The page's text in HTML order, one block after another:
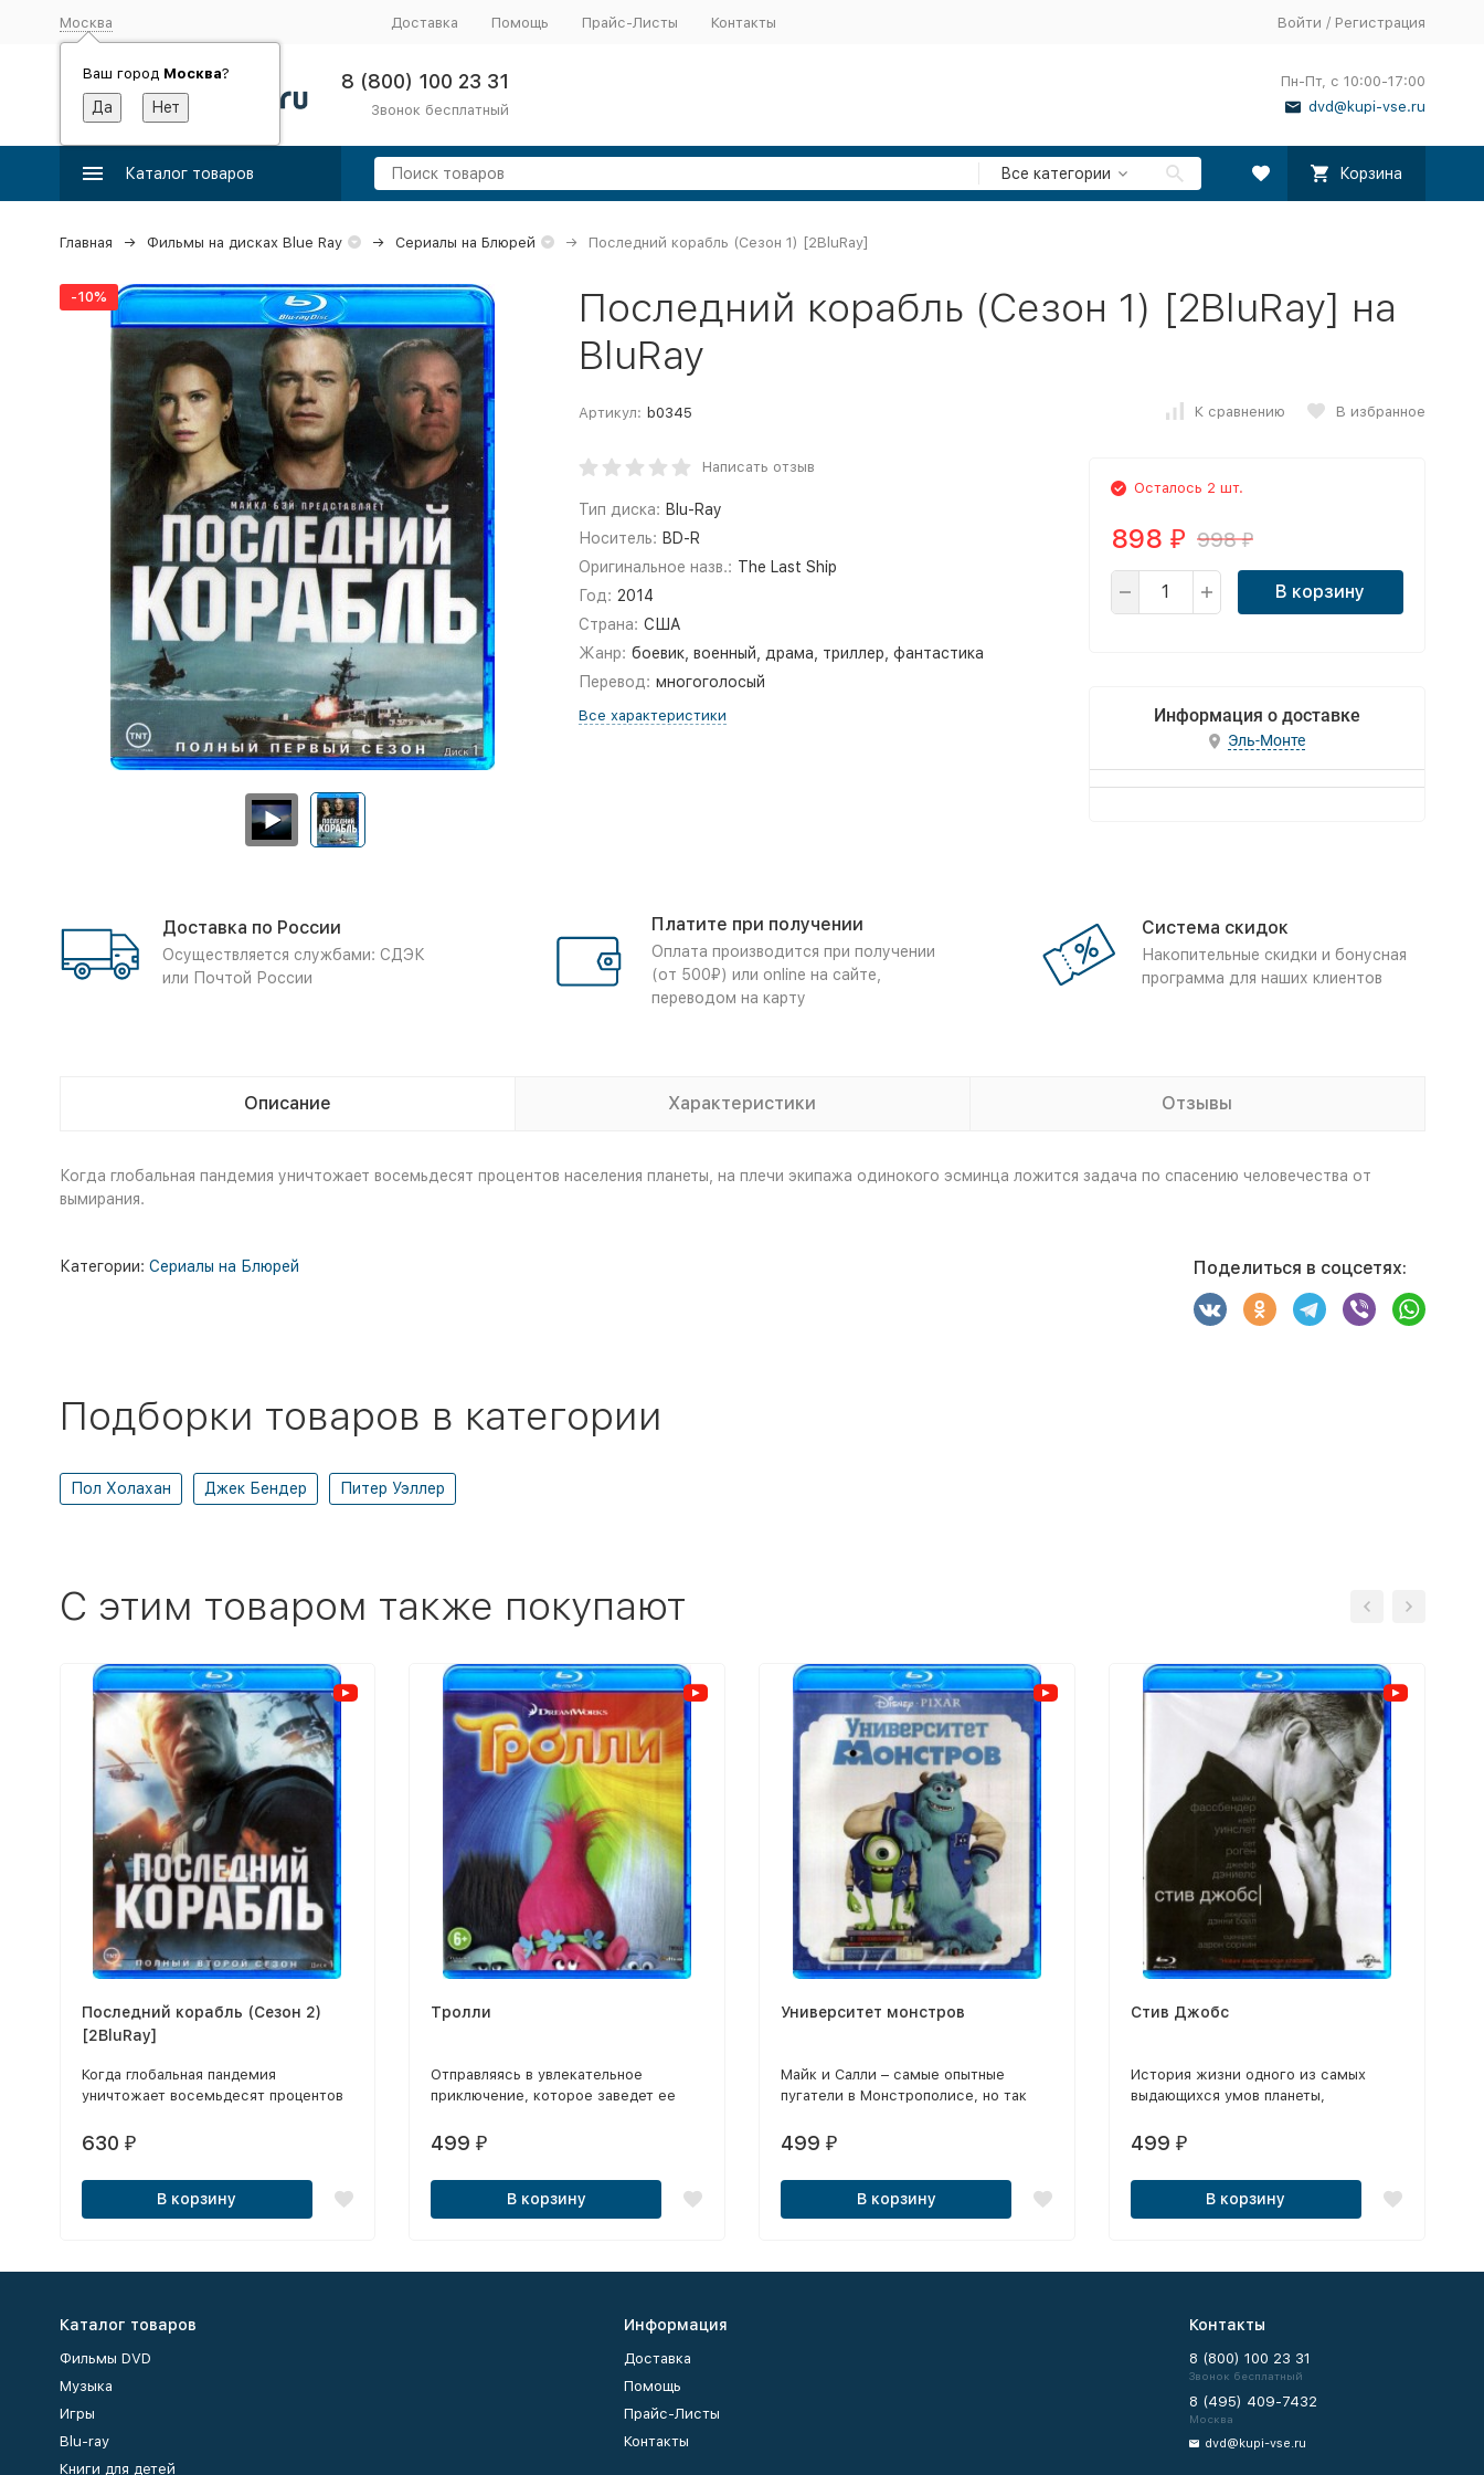
Москва
Ваш город Москва?
Доставка Помощь Прайс-Листы Контакты Войти / Регистрация
8 (800) 100 23 31
Звонок бесплатный
Пн-Пт, с 10:00-17:00
dvd@kupi-vse.ru
Каталог товаров Все категории Корзина
Главная Фильмы на дисках Blue Ray Сериалы на Блюрей Последний корабль (Сезон 1) [2BluRay]
-10%
Последний корабль (Сезон 1) [2BluRay] на
BluRay
Артикул: b0345 К сравнению В избранное
Написать отзыв
Тип диска: Blu-Ray
Носитель: BD-R
Оригинальное назв.: The Last Ship
Год: 2014
Страна: США
Жанр: боевик, военный, драма, триллер, фантастика
Перевод: многоголосый
Все характеристики
Осталось 2 шт.
898 ₽ 998₽
В корзину
Информация о доставке
Эль-Монте
Доставка по России
Осуществляется службами: СДЭК
или Почтой России
Платите при получении
Оплата производится при получении
(от 500₽) или online на сайте,
переводом на карту
Система скидок
Накопительные скидки и бонусная
программа для наших клиентов
Описание Характеристики Отзывы
Когда глобальная пандемия уничтожает восемьдесят процентов населения планеты, на плечи экипажа одинокого эсминца ложится задача по спасению человечества от
вымирания.
Категории: Сериалы на Блюрей Поделиться в соцсетях:
Подборки товаров в категории
Пол Холахан Джек Бендер Питер Уэллер
C этим товаром также покупают
Последний корабль (Сезон 2)
[2BluRay]
Когда глобальная пандемия
уничтожает восемьдесят процентов
одинокого эсминца ложится задача
вымирания.
630 ₽
В корзину
Тролли
Отправляясь в увлекательное
приключение, которое заведет ее
объединяет усилия с самым
Цветан, чтобы спасти друзей из лап
зловещих бергенов и их лидера,
короля Хряща Старшего.
499₽
В корзину
Университет монстров
Майк и Салли – самые опытные
пугатели в Монстрополисе, но так
499 ₽
В корзину
Стив Джобс
История жизни одного из самых
выдающихся умов планеты,
Джобса.
499 ₽
В корзину
Каталог товаров
Фильмы DVD
Музыка
Игры
Blu-ray
Книги для детей
Информация
Доставка
Помощь
Прайс-Листы
Контакты
Контакты
8 (800) 100 23 31
Звонок бесплатный
8 (495) 409-7432
Москва
dvd@kupi-vse.ru